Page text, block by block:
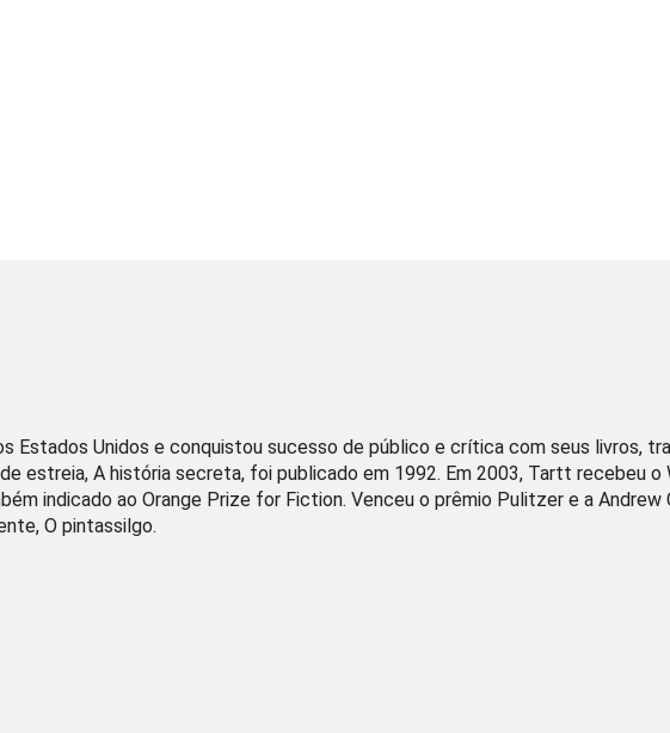
Estados Unidos e conquistou sucesso de público e crítica com seus livros,
estreia, A história secreta, foi publicado em 1992. Em 2003, Tartt recebeu o
indicado ao Orange Prize for Fiction. Venceu o prêmio Pulitzer e a
O pintassilgo.